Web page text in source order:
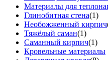
Материалы для
Глинобитная стена(1)
Необожженный кирпич
Тяжёлый саман(1)
Саманный кирпич(1)
Кровельные материалы